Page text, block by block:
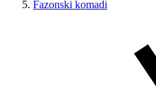
Fazonski komadi